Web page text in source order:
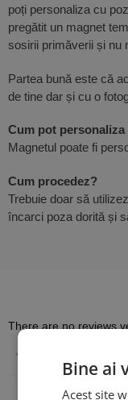
poți personaliza cu
pregătit un magnet
sosirii primăverii și nu
Partea bună este că
de tine dar și cu o
Cum pot
Magnetul poate fi
Cum procedez?
Trebuie doar să
încarci poza dorită și
There are no reviews
Bine ai
Acest site